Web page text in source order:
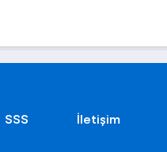
SSS İletişim